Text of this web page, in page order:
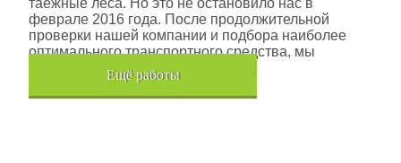
таежные леса. Но это не остановило нас в
феврале 2016 года. После продолжительной
проверки нашей компании и подбора наиболее
оптимального транспортного средства, мы
помогли данной компании.
Eщё работы